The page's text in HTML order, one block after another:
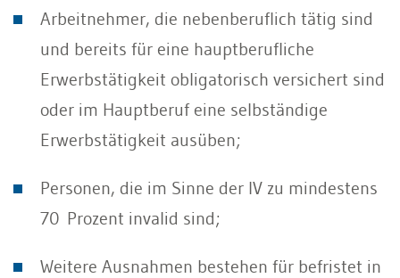
Arbeitnehmer, die nebenberuflich tätig sind
und bereits für eine hauptberufliche
Erwerbstätigkeit obligatorisch versichert sind
oder im Hauptberuf eine selbständige
Erwerbstätigkeit ausüben;
Personen, die im Sinne der IV zu mindestens
70 Prozent invalid sind;
Weitere Ausnahmen bestehen für befristet in